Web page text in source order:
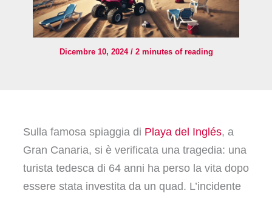
Dicembre 10, 2024 / 2 minutes of reading
Sulla famosa spiaggia di Playa del Inglés, a
Gran Canaria, si è verificata una tragedia: una
turista tedesca di 64 anni ha perso la vita dopo
essere stata investita da un quad. L’incidente